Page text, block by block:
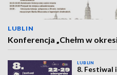
LUBLIN
Konferencja „Chełm w
LUBLIN
8. Festiwal